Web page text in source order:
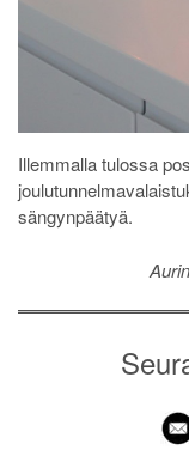
Illemmalla tulossa
sängynpäätyä.